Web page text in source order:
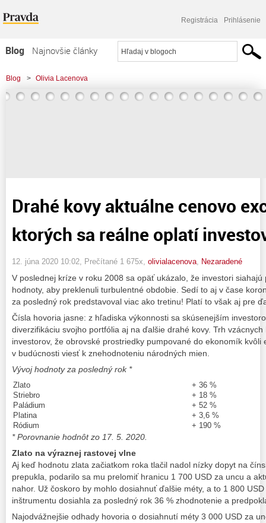
Registrácia Prihlásenie
Blog
Najnovšie články
Najčítanejšie články
Najkomentovanejšie články
Blog > Olivia Lacenova
> Drahé kovy aktuálne cenovo excelujú. Do ktorých sa reálne oplatí investovať?
Drahé kovy aktuálne cenovo
ktorých sa reálne oplatí
12. júna 2020 10:02 , Prečítané 1 675x, olivialacenova Nezaradené
V poslednej kríze v roku 2008 sa opäť ukázalo, že investori
hodnoty, aby preklenuli turbulentné obdobie. Sedí to aj v čase
za posledný rok predstavoval viac ako tretinu! Platí to však aj pre
Čísla hovoria jasne: z hľadiska výkonnosti sa skúsenejším
diverzifikáciu svojho portfólia aj na ďalšie drahé kovy. Trh
investorov, že obrovské prostriedky pumpované do ekonomík kvôli
v budúcnosti viesť k znehodnoteniu národných mien.
Vývoj hodnoty za posledný rok *
Zlato
+ 36 %
Striebro
+ 18 %
Paládium
+ 52 %
Platina
+ 3,6 %
Ródium
+ 190 %
*Porovnanie hodnôt zo 17. 5. 2020.
Zlato na výraznej rastovej vlne
Aj keď hodnotu zlata začiatkom roka tlačil nadol nízky dopyt na
prepukla, podarilo sa mu prelomiť hranicu 1 700 USD za uncu a
nahor. Už čoskoro by mohlo dosiahnuť ďalšie méty, a to 1 800
inštrumentu dosiahla za posledný rok 36 % zhodnotenie a
Najodvážnejšie odhady hovoria o dosiahnutí méty 3 000 USD za